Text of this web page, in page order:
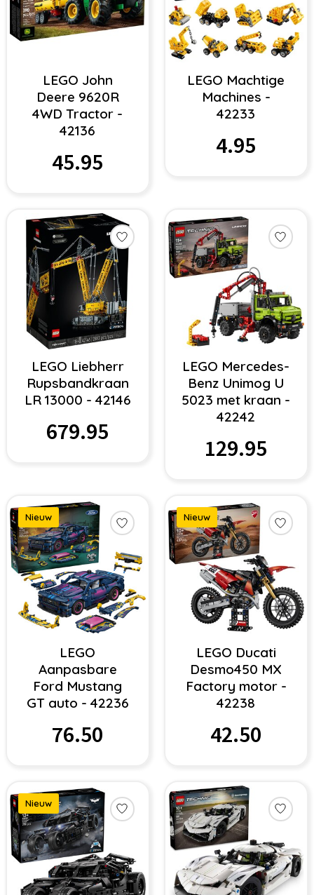
LEGO John
Deere 9620R
4WD Tractor -
42136
45.95
LEGO Machtige
Machines -
42233
4.95
LEGO Liebherr
Rupsbandkraan
LR 13000 - 42146
679.95
LEGO Mercedes-
Benz Unimog U
5023 met kraan -
42242
129.95
Nieuw
LEGO
Aanpasbare
Ford Mustang
GT auto - 42236
76.50
Nieuw
LEGO Ducati
Desmo450 MX
Factory motor -
42238
42.50
Nieuw